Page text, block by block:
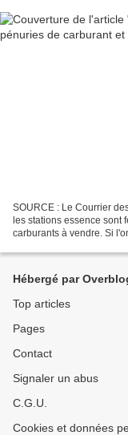
SOURCE : Le Courrier
les stations essence sont
carburants à vendre. Si
Hébergé par
Top articles
Pages
Contact
Signaler un abus
C.G.U.
Cookies et données